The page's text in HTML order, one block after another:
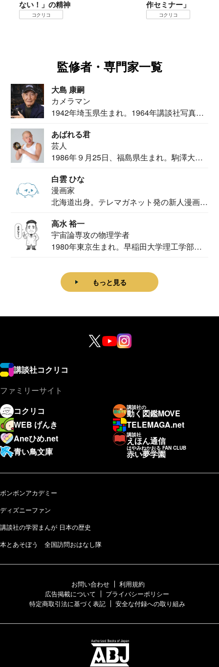
ない！」の精神
コクリコ
作セミナー」
コクリコ
監修者・専門家一覧
大島 康嗣
カメラマン
1942年埼玉県生まれ。1964年講談社写真部
あばれる君
芸人
1986年９月25日、福島県生まれ。駒澤大学
白雲 ひな
漫画家
北海道出身。テレマガネット発の新人漫画
高水 裕一
宇宙論専攻の物理学者
1980年東京生まれ。早稲田大学理工学部物
もっと見る
講談社コクリコ
ファミリーサイト
コクリコ
講談社の
動く図鑑MOVE
WEB げんき
TELEMAGA.net
Aneひめ.net
講談社
えほん通信
青い鳥文庫
はやみねかおる FAN CLUB
赤い夢学園
ボンボンアカデミー
ディズニーファン
講談社の学習まんが 日本の歴史
本とあそぼう 全国訪問おはなし隊
お問い合わせ
利用規約
広告掲載について
プライバシーポリシー
特定商取引法に基づく表記
安全な付録への取り組み